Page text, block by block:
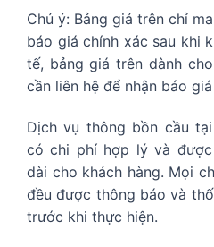
Chú ý: Bảng giá trên chỉ
báo giá chính xác sau khi
tế, bảng giá trên dành
cần liên hệ để nhận báo
Dịch vụ thông bồn cầu
có chi phí hợp lý và
dài cho khách hàng. Mọi
đều được thông báo và
trước khi thực hiện.